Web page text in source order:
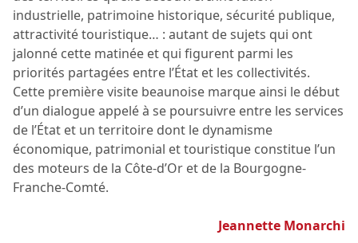
industrielle, patrimoine historique, sécurité publique,
attractivité touristique… : autant de sujets qui ont
jalonné cette matinée et qui figurent parmi les
priorités partagées entre l’État et les collectivités.
Cette première visite beaunoise marque ainsi le début
d’un dialogue appelé à se poursuivre entre les services
de l’État et un territoire dont le dynamisme
économique, patrimonial et touristique constitue l’un
des moteurs de la Côte-d’Or et de la Bourgogne-
Franche-Comté.
Jeannette Monarchi